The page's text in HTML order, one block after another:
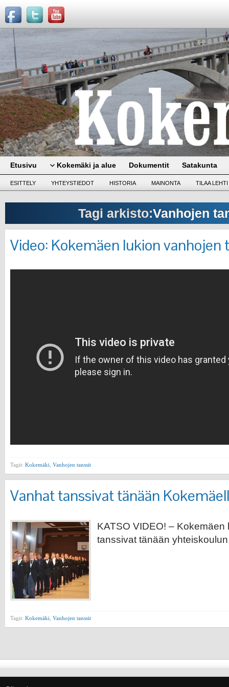
Etusivu Kokemäki ja alue Dokumentit Satakunta
ESITTELY YHTEYSTIEDOT HISTORIA MAINONTA TILAA LEHTI
Tagi arkisto:Vanhojen
Video: Kokemäen lukion vanhojen
Tagit: Kokemäki Vanhojen tanssit
Vanhat tanssivat tänään
KATSO VIDEO! – Kokemäen
tanssivat tänään
Tagit: Kokemäki Vanhojen tanssit